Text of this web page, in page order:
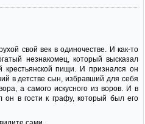
свой век в одиночестве. И как-то
незнакомец, который высказал
крестьянской пищи. И признался он
в детстве сын, избравший для себя
а самого искусного из воров. И в
он в гости к графу, который был его